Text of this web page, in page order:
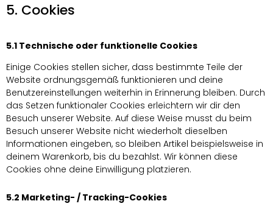
5. Cookies
5.1 Technische oder funktionelle Cookies
Einige Cookies stellen sicher, dass bestimmte Teile der
Website ordnungsgemäß funktionieren und deine
Benutzereinstellungen weiterhin in Erinnerung bleiben. Durch
das Setzen funktionaler Cookies erleichtern wir dir den
Besuch unserer Website. Auf diese Weise musst du beim
Besuch unserer Website nicht wiederholt dieselben
Informationen eingeben, so bleiben Artikel beispielsweise in
deinem Warenkorb, bis du bezahlst. Wir können diese
Cookies ohne deine Einwilligung platzieren.
5.2 Marketing- / Tracking-Cookies